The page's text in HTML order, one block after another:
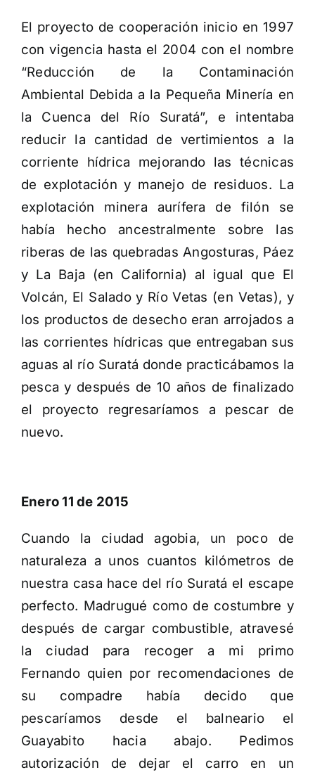
El proyecto de cooperación inicio en 1997
con vigencia hasta el 2004 con el nombre
“Reducción de la Contaminación
Ambiental Debida a la Pequeña Minería en
la Cuenca del Río Suratá”, e intentaba
reducir la cantidad de vertimientos a la
corriente hídrica mejorando las técnicas
de explotación y manejo de residuos. La
explotación minera aurífera de filón se
había hecho ancestralmente sobre las
riberas de las quebradas Angosturas, Páez
y La Baja (en California) al igual que El
Volcán, El Salado y Río Vetas (en Vetas), y
los productos de desecho eran arrojados a
las corrientes hídricas que entregaban sus
aguas al río Suratá donde practicábamos la
pesca y después de 10 años de finalizado
el proyecto regresaríamos a pescar de
nuevo.
Enero 11 de 2015
Cuando la ciudad agobia, un poco de
naturaleza a unos cuantos kilómetros de
nuestra casa hace del río Suratá el escape
perfecto. Madrugué como de costumbre y
después de cargar combustible, atravesé
la ciudad para recoger a mi primo
Fernando quien por recomendaciones de
su compadre había decido que
pescaríamos desde el balneario el
Guayabito hacia abajo. Pedimos
autorización de dejar el carro en un